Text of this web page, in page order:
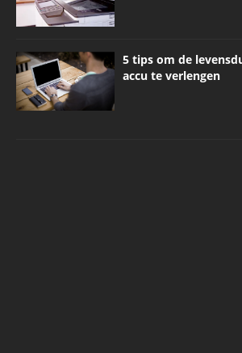
5 tips om de
accu te verlengen